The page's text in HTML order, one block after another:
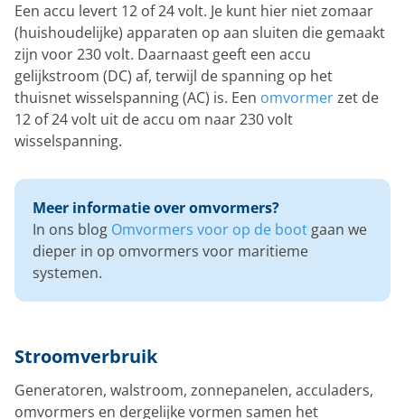
Een accu levert 12 of 24 volt. Je kunt hier niet zomaar
(huishoudelijke) apparaten op aan sluiten die gemaakt
zijn voor 230 volt. Daarnaast geeft een accu
gelijkstroom (DC) af, terwijl de spanning op het
thuisnet wisselspanning (AC) is. Een omvormerzet de
12 of 24 volt uit de accu om naar 230 volt
wisselspanning.
Meer informatie over omvormers?
In ons blog Omvormers voor op de boot gaan we
dieper in op omvormers voor maritieme
systemen.
Stroomverbruik
Generatoren, walstroom, zonnepanelen, acculaders,
omvormers en dergelijke vormen samen het